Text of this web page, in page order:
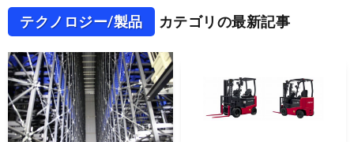
テクノロジー/製品 カテゴリの最新記事